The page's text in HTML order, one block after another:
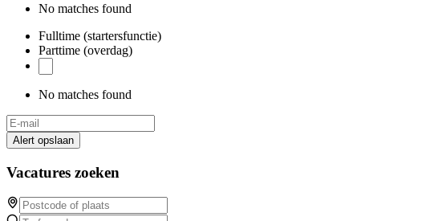
No matches found
Fulltime (startersfunctie)
Parttime (overdag)
No matches found
Alert opslaan
Vacatures zoeken